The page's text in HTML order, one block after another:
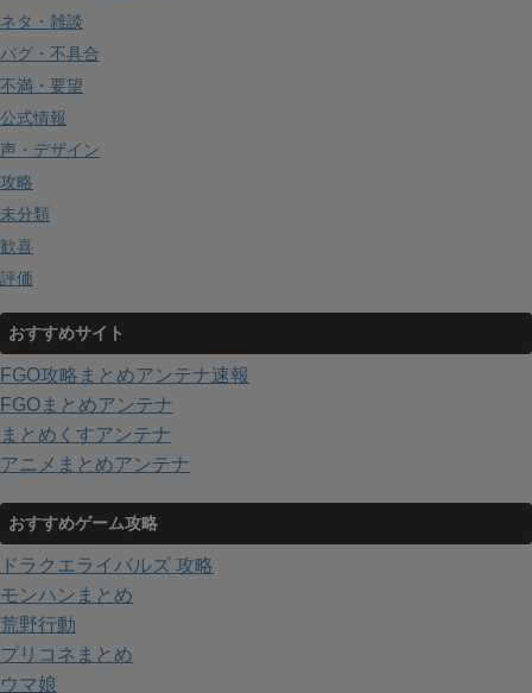
ネタ・雑談
バグ・不具合
不満・要望
公式情報
声・デザイン
攻略
未分類
歓喜
評価
おすすめサイト
FGO攻略まとめアンテナ速報
FGOまとめアンテナ
まとめくすアンテナ
アニメまとめアンテナ
おすすめゲーム攻略
ドラクエライバルズ 攻略
モンハンまとめ
荒野行動
プリコネまとめ
ウマ娘